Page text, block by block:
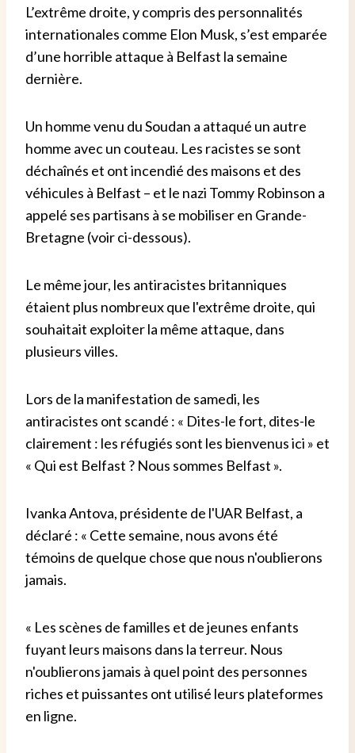
L’extrême droite, y compris des personnalités
internationales comme Elon Musk, s’est emparée
d’une horrible attaque à Belfast la semaine
dernière.
Un homme venu du Soudan a attaqué un autre
homme avec un couteau. Les racistes se sont
déchaînés et ont incendié des maisons et des
véhicules à Belfast – et le nazi Tommy Robinson a
appelé ses partisans à se mobiliser en Grande-
Bretagne (voir ci-dessous).
Le même jour, les antiracistes britanniques
étaient plus nombreux que l'extrême droite, qui
souhaitait exploiter la même attaque, dans
plusieurs villes.
Lors de la manifestation de samedi, les
antiracistes ont scandé : « Dites-le fort, dites-le
clairement : les réfugiés sont les bienvenus ici » et
« Qui est Belfast ? Nous sommes Belfast ».
Ivanka Antova, présidente de l'UAR Belfast, a
déclaré : « Cette semaine, nous avons été
témoins de quelque chose que nous n'oublierons
jamais.
« Les scènes de familles et de jeunes enfants
fuyant leurs maisons dans la terreur. Nous
n'oublierons jamais à quel point des personnes
riches et puissantes ont utilisé leurs plateformes
en ligne.